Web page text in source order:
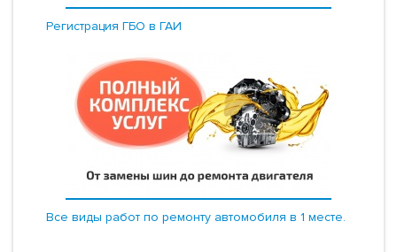
Регистрация ГБО в ГАИ
Все виды работ по ремонту автомобиля в 1 месте.